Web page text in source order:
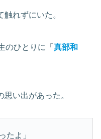
れずにいた。
のひとりに「 真部和
い出があった。
たよ」